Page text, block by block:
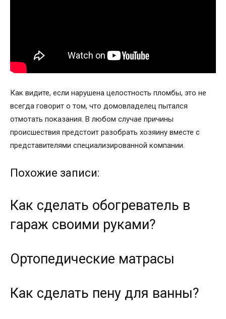
Как видите, если нарушена целостность пломбы, это не
всегда говорит о том, что домовладелец пытался
отмотать показания. В любом случае причины
происшествия предстоит разобрать хозяину вместе с
представителями специализированной компании.
Похожие записи:
Как сделать обогреватель в
гараж своими руками?
Ортопедические матрасы
Как сделать пену для ванны?